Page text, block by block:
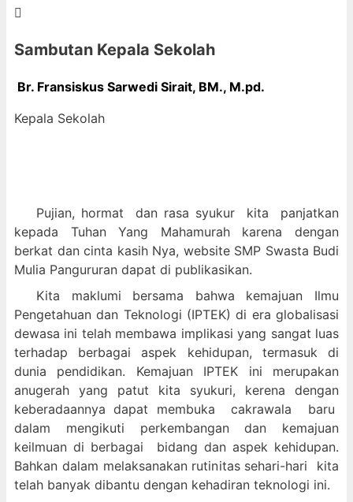
Sambutan Kepala Sekolah
Br. Fransiskus Sarwedi Sirait, BM., M.pd.
Kepala Sekolah
Pujian, hormat dan rasa syukur kita panjatkan
kepada Tuhan Yang Mahamurah karena dengan
berkat dan cinta kasih Nya, website SMP Swasta Budi
Mulia Pangururan dapat di publikasikan.
Kita maklumi bersama bahwa kemajuan Ilmu
Pengetahuan dan Teknologi (IPTEK) di era globalisasi
dewasa ini telah membawa implikasi yang sangat luas
terhadap berbagai aspek kehidupan, termasuk di
dunia pendidikan. Kemajuan IPTEK ini merupakan
anugerah yang patut kita syukuri, kerena dengan
keberadaannya dapat membuka cakrawala baru
dalam mengikuti perkembangan dan kemajuan
keilmuan di berbagai bidang dan aspek kehidupan.
Bahkan dalam melaksanakan rutinitas sehari-hari kita
telah banyak dibantu dengan kehadiran teknologi ini.